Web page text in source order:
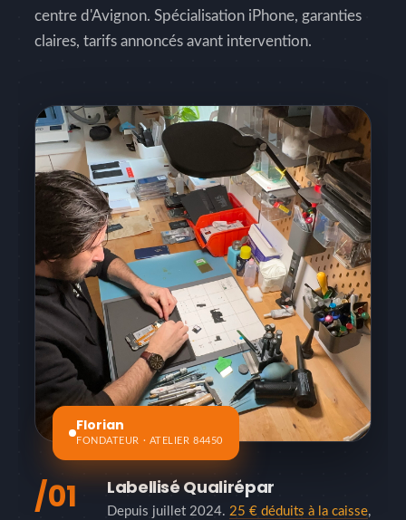
centre d'Avignon. Spécialisation iPhone, garanties
claires, tarifs annoncés avant intervention.
Florian
FONDATEUR · ATELIER 84450
/01 Labellisé Qualirépar
Depuis juillet 2024. 25 € déduits à la caisse,